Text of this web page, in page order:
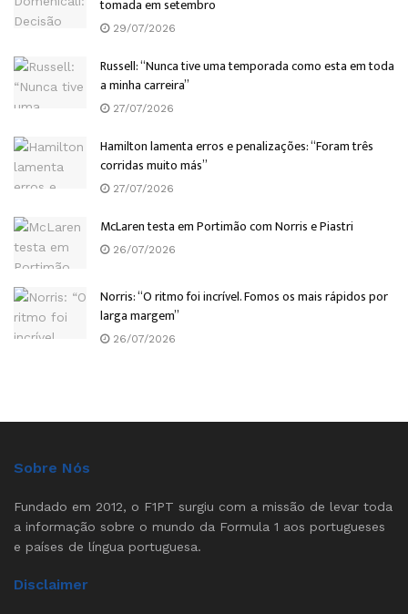
tomada em setembro
29/07/2026
Russell: “Nunca tive uma temporada como esta em toda
a minha carreira”
27/07/2026
Hamilton lamenta erros e penalizações: “Foram três
corridas muito más”
27/07/2026
McLaren testa em Portimão com Norris e Piastri
26/07/2026
Norris: “O ritmo foi incrível. Fomos os mais rápidos por
larga margem”
26/07/2026
Sobre Nós
Fundado em 2012, o F1PT surgiu com a missão de levar toda
a informação sobre o mundo da Formula 1 aos portugueses
e países de língua portuguesa.
Disclaimer